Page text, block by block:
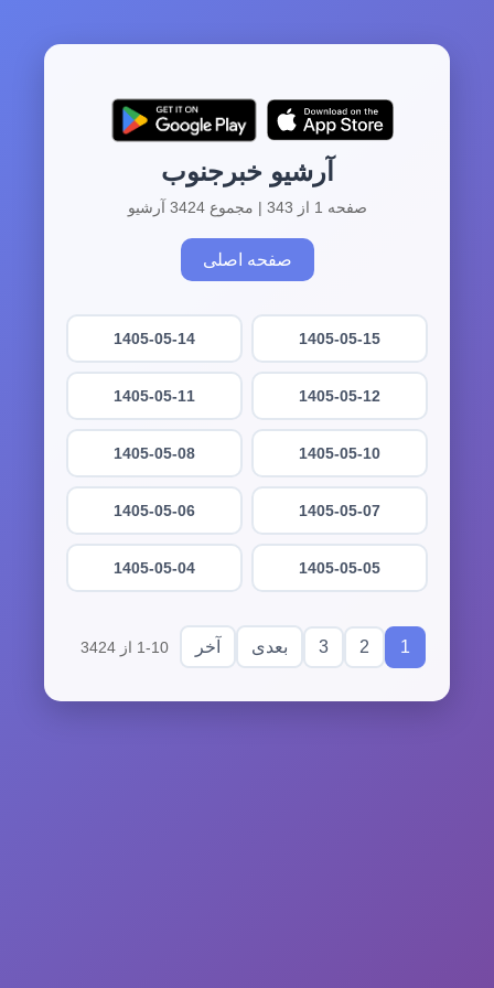
آرشیو خبرجنوب
صفحه 1 از 343 | مجموع 3424 آرشیو
صفحه اصلی
1405-05-15
1405-05-14
1405-05-12
1405-05-11
1405-05-10
1405-05-08
1405-05-07
1405-05-06
1405-05-05
1405-05-04
1
2
3 بعدی آخر 1-10 از 3424